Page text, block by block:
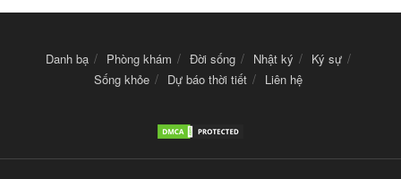
Danh bạ Phòng khám Đời sống Nhật ký
Ký sự
Sống khỏe
Dự báo thời tiết Liên hệ